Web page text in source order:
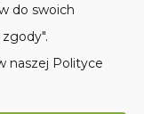
do swoich
naszej Polityce